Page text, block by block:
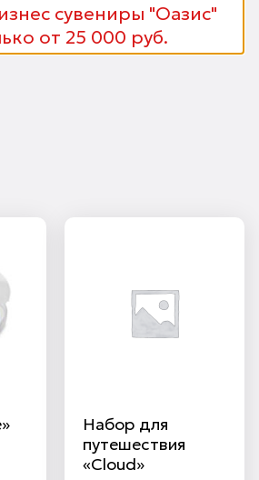
сувениры "Оазис"
от 25 000 руб.
Набор для
путешествия
«Cloud»